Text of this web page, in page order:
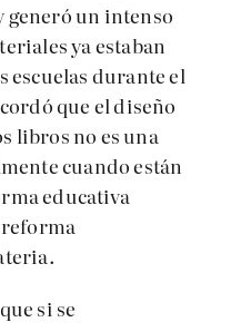
generó un intenso
ya estaban
escuelas durante el
que el diseño
libros no es una
cuando están
educativa
si se